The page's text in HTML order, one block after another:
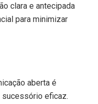
clara e antecipada
para minimizar
aberta é
sucessório eficaz.